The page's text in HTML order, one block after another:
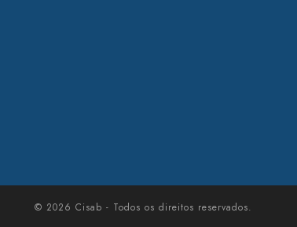
© 2026 Cisab - Todos os direitos reservados.